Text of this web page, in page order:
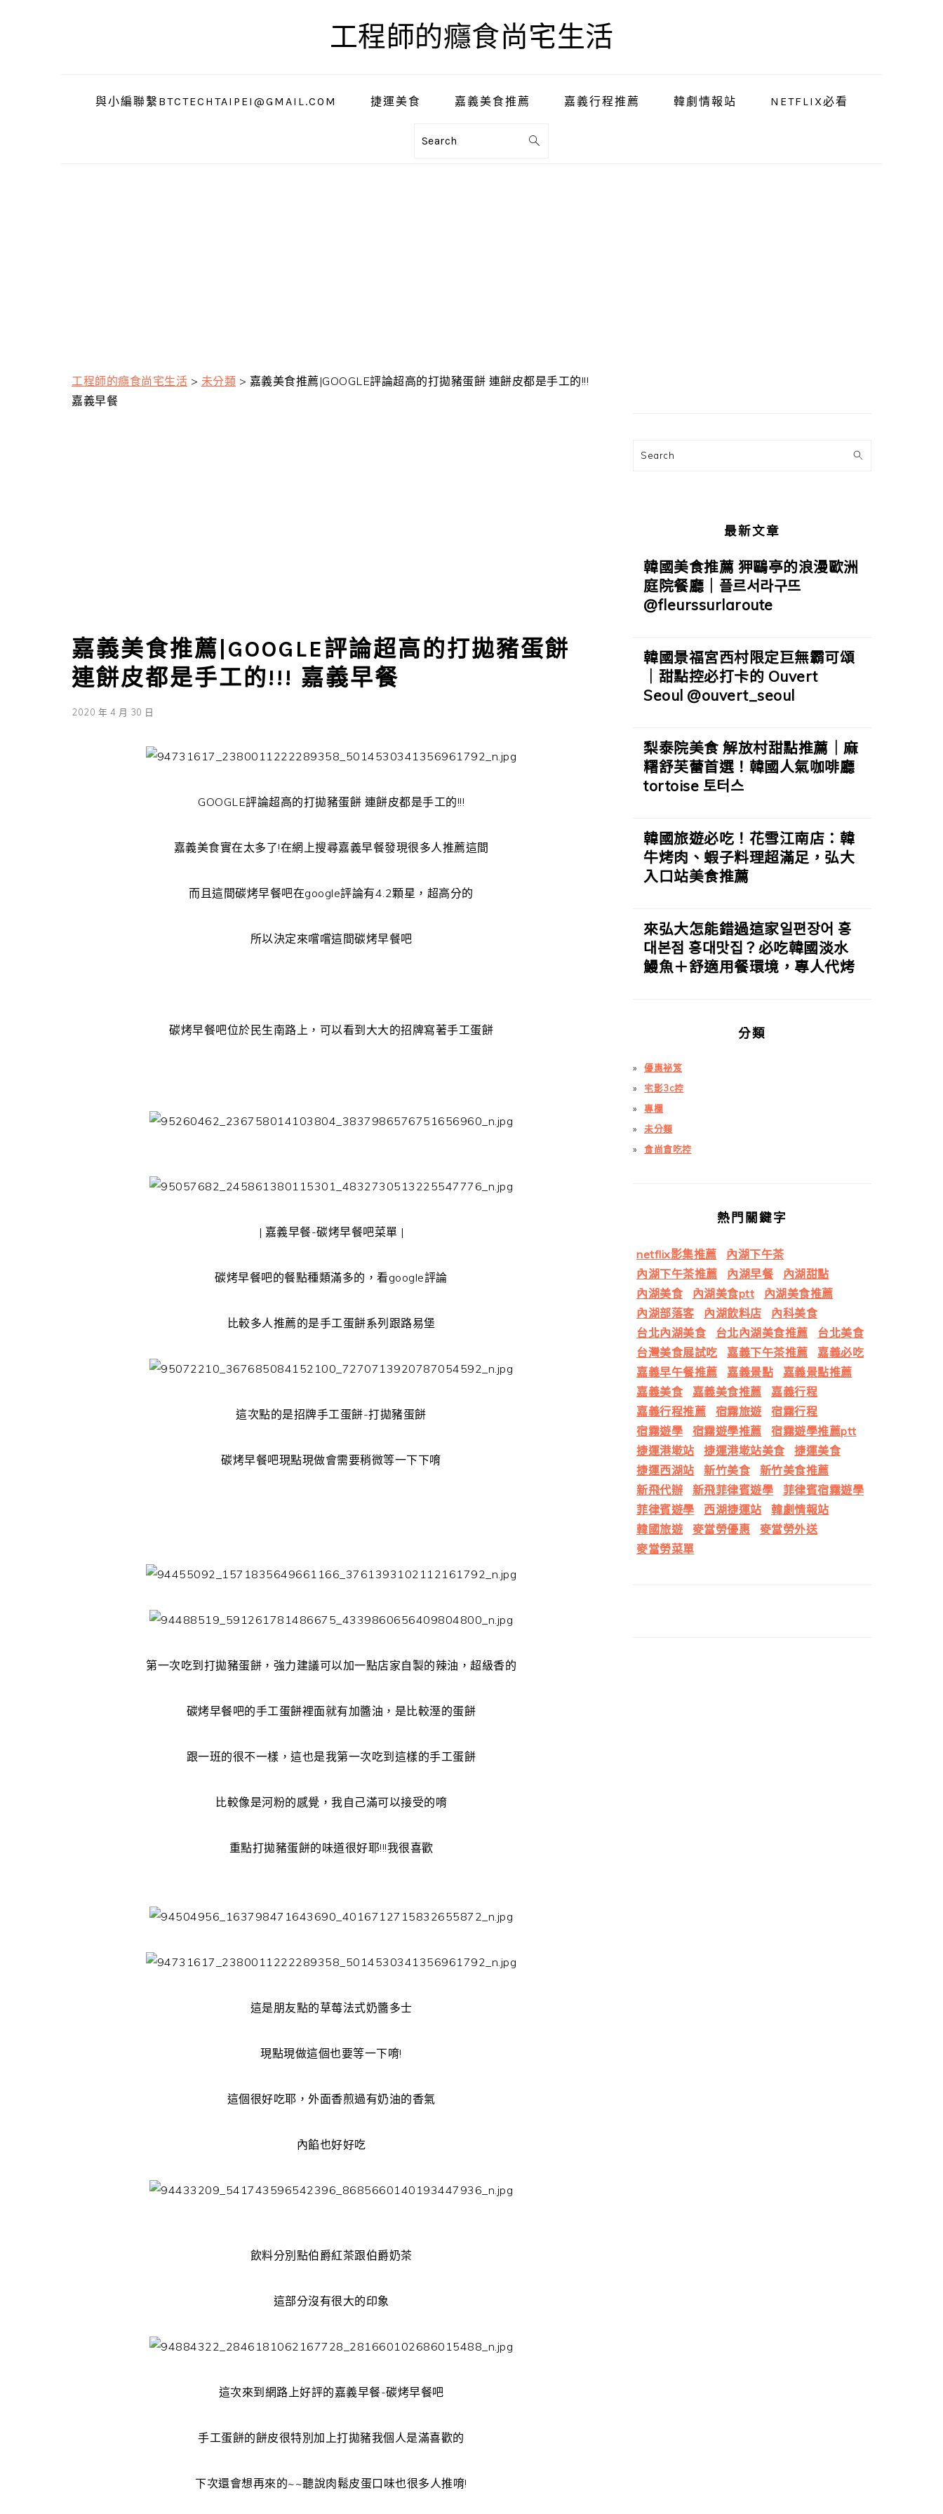
工程師的癮食尚宅生活
與小編聯繫BTCTECHTAIPEI@GMAIL.COM 捷運美食 嘉義美食推薦 嘉義行程推薦 韓劇情報站 NETFLIX必看
Search
工程師的癮食尚宅生活 > 未分類 > 嘉義美食推薦|GOOGLE評論超高的打拋豬蛋餅 連餅皮都是手工的!!!
嘉義早餐
嘉義美食推薦|GOOGLE評論超高的打拋豬蛋餅
連餅皮都是手工的!!! 嘉義早餐
2020 年 4 月 30 日
GOOGLE評論超高的打拋豬蛋餅 連餅皮都是手工的!!!
嘉義美食實在太多了!在網上搜尋嘉義早餐發現很多人推薦這間
而且這間碳烤早餐吧在google評論有4.2顆星，超高分的
所以決定來嚐嚐這間碳烤早餐吧
碳烤早餐吧位於民生南路上，可以看到大大的招牌寫著手工蛋餅
| 嘉義早餐-碳烤早餐吧菜單 |
碳烤早餐吧的餐點種類滿多的，看google評論
比較多人推薦的是手工蛋餅系列跟路易堡
這次點的是招牌手工蛋餅-打拋豬蛋餅
碳烤早餐吧現點現做會需要稍微等一下下唷
第一次吃到打拋豬蛋餅，強力建議可以加一點店家自製的辣油，超級香的
碳烤早餐吧的手工蛋餅裡面就有加醬油，是比較溼的蛋餅
跟一班的很不一樣，這也是我第一次吃到這樣的手工蛋餅
比較像是河粉的感覺，我自己滿可以接受的唷
重點打拋豬蛋餅的味道很好耶!!!我很喜歡
這是朋友點的草莓法式奶醬多士
現點現做這個也要等一下唷!
這個很好吃耶，外面香煎過有奶油的香氣
內餡也好好吃
飲料分別點伯爵紅茶跟伯爵奶茶
這部分沒有很大的印象
這次來到網路上好評的嘉義早餐-碳烤早餐吧
手工蛋餅的餅皮很特別加上打拋豬我個人是滿喜歡的
下次還會想再來的~~聽說肉鬆皮蛋口味也很多人推唷!
欄
Search
最新文章
韓國美食推薦 狎鷗亭的浪漫歐洲
庭院餐廳｜플르서라구뜨
@fleurssurlaroute
韓國景福宮西村限定巨無霸可頌
｜甜點控必打卡的 Ouvert
Seoul @ouvert_seoul
梨泰院美食 解放村甜點推薦｜麻
糬舒芙蕾首選！韓國人氣咖啡廳
tortoise 토터스
韓國旅遊必吃！花雪江南店：韓
牛烤肉、蝦子料理超滿足，弘大
入口站美食推薦
來弘大怎能錯過這家일편장어 홍
대본점 홍대맛집？必吃韓國淡水
鰻魚＋舒適用餐環境，專人代烤
分類
優惠祕笈
宅影3c控
專欄
未分類
食尚貪吃控
熱門關鍵字
netflix影集推薦
內湖下午茶
內湖下午茶推薦
內湖早餐
內湖甜點
內湖美食
內湖美食ptt
內湖美食推薦
內湖部落客
內湖飲料店
內科美食
台北內湖美食
台北內湖美食推薦
台北美食
台灣美食展試吃
嘉義下午茶推薦
嘉義必吃
嘉義早午餐推薦
嘉義景點
嘉義景點推薦
嘉義美食
嘉義美食推薦
嘉義行程
嘉義行程推薦
宿霧旅遊
宿霧行程
宿霧遊學
宿霧遊學推薦
宿霧遊學推薦ptt
捷運港墘站
捷運港墘站美食
捷運美食
捷運西湖站
新竹美食
新竹美食推薦
新飛代辦
新飛菲律賓遊學
菲律賓宿霧遊學
菲律賓遊學
西湖捷運站
韓劇情報站
韓國旅遊
麥當勞優惠
麥當勞外送
麥當勞菜單